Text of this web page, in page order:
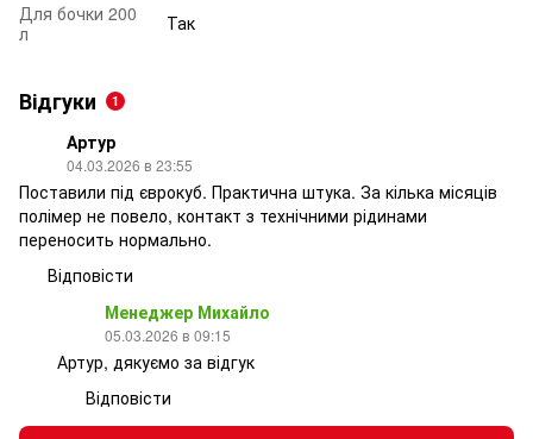
Для бочки 200
л
Так
Відгуки 1
Артур
04.03.2026 в 23:55
Поставили під єврокуб. Практична штука. За кілька місяців
полімер не повело, контакт з технічними рідинами
переносить нормально.
Відповісти
Менеджер Михайло
05.03.2026 в 09:15
Артур, дякуємо за відгук
Відповісти